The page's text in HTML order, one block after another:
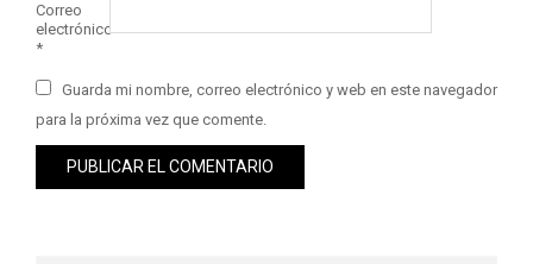
Correo
electrónico
*
Guarda mi nombre, correo electrónico y web en este navegador
para la próxima vez que comente.